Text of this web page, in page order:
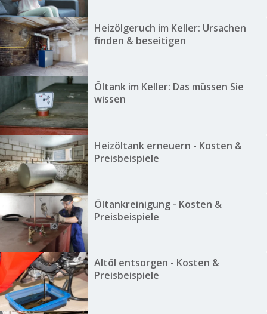
Heizölgeruch im Keller: Ursachen
finden & beseitigen
Öltank im Keller: Das müssen Sie
wissen
Heizöltank erneuern - Kosten &
Preisbeispiele
Öltankreinigung - Kosten &
Preisbeispiele
Altöl entsorgen - Kosten &
Preisbeispiele